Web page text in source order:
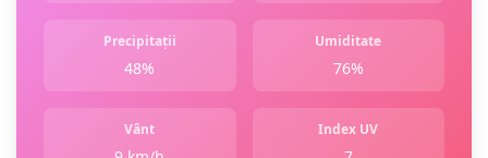
Precipitații
48%
Umiditate
76%
Vânt Index UV